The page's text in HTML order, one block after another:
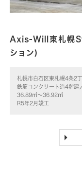
Axis-Will東札幌
ション)
札幌市白石区東札幌4条2
鉄筋コンクリート造4階建
36.89㎡～36.92㎡
R5年2月竣工